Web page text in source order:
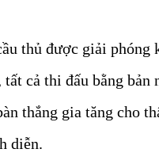
thủ được giải phóng
cả thi đấu bằng bản
thắng gia tăng cho
diễn.